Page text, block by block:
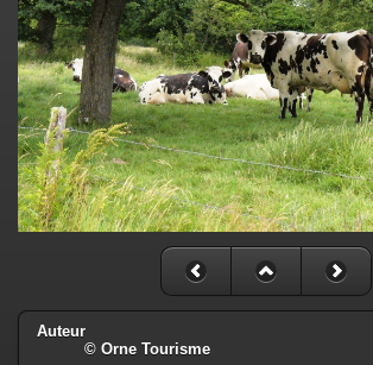
Auteur
© Orne Tourisme